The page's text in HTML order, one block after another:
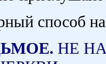
способ
НЕ